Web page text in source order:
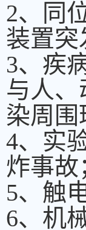
2、同
装置突
3、疾
与人
染周围
4、实
炸事故
5、触
6、机